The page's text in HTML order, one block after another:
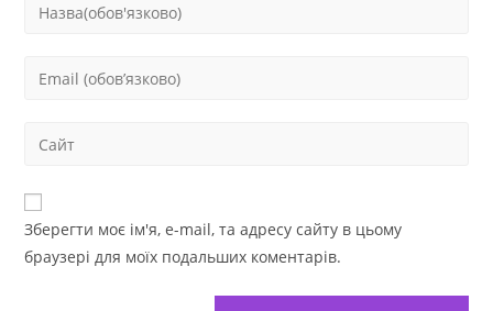
Зберегти моє ім'я, e-mail, та адресу сайту в цьому
браузері для моїх подальших коментарів.